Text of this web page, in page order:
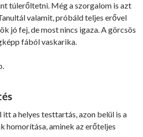
túlerőltetni. Még a szorgalom is azt
valamit, próbáld teljes erővel
jó fej, de most nincs igaza. A görcsös
fából vaskarika.
a helyes testtartás, azon belül is a
homorítása, aminek az erőteljes